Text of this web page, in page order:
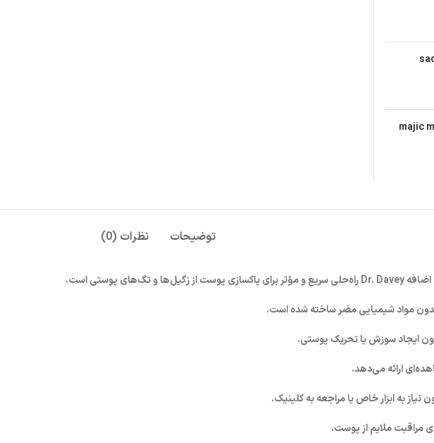
توضیحات نظرات (0)
Dr. Daveyراه‌حلی سریع و مؤثر برای پاکسازی پوست از زگیل‌ها و تگ‌های پوستی است.
مواد شیمیایی مضر ساخته شده است.
ایجاد سوزش یا تحریک پوستی.
ارائه می‌دهد.
به ابزار خاص یا مراجعه به کلینیک.
مراقبت ملایم از پوست.